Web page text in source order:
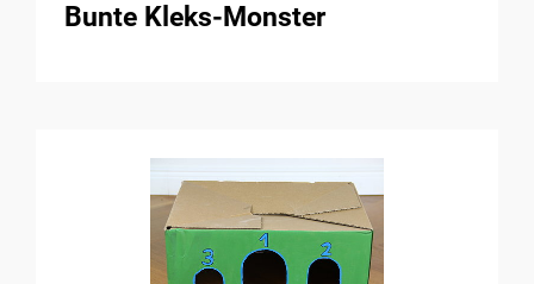
Bunte Kleks-Monster